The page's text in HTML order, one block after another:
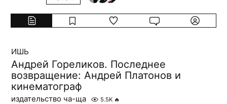
ИШЬ
Андрей Гореликов. Последнее
возвращение: Андрей Платонов и
кинематограф
издательство ча-ща 5.5K 🔥